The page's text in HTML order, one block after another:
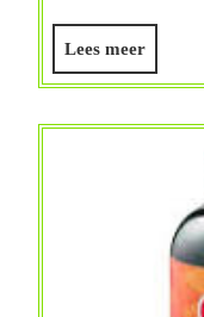
Lees meerLees
meer